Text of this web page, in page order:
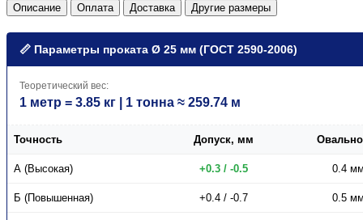
Описание Оплата Доставка Другие размеры
📏 Параметры проката Ø 25 мм (ГОСТ 2590-2006)
Теоретический вес:
1 метр = 3.85 кг | 1 тонна ≈ 259.74 м
Точность Допуск, мм
А (Высокая) +0.3 / -0.5 0.4 мм
Б (Повышенная) +0.4 / -0.7 0.5 мм